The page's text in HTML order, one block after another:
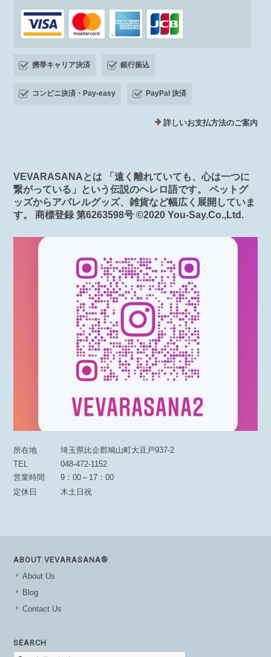
携帯キャリア決済 銀行振込
コンビニ決済・Pay-easy PayPal 決済
詳しいお支払方法のご案内
VEVARASANAとは 「遠く離れていても、心は一つに
繋がっている」という伝説のヘレロ語です。 ペットグ
ッズからアパレルグッズ、雑貨など幅広く展開していま
す。 商標登録 第6263598号 ©️2020 You-Say.Co.,Ltd.
所在地
埼玉県比企郡鳩山町大豆戸937-2
TEL
048-472-1152
営業時間
9：00～17：00
定休日
木土日祝
ABOUT VEVARASANA®︎
About Us
Blog
Contact Us
SEARCH